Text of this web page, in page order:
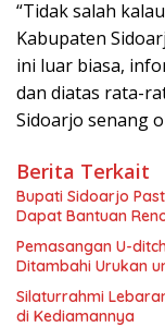
“Tidak salah
Kabupaten
ini luar biasa,
dan diatas rata-
Sidoarjo senang
Berita Terkait
Bupati Sidoarjo
Dapat Bantuan
Pemasangan U-
Ditambahi Urukan
Silaturrahmi
di Kediamannya